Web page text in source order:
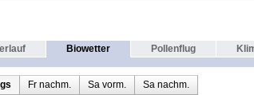
Biowetter Pollenflug
Fr nachm. Sa vorm. Sa nachm.